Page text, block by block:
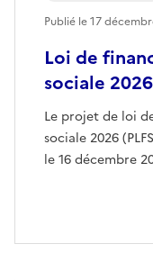
Loi de
sociale
Le projet de loi
sociale 2026
le 16 décembre
Publié le17